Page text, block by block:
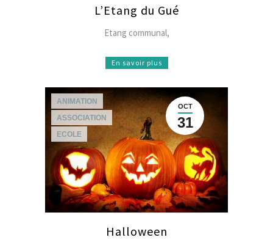
L’Etang du Gué
Etang communal,
En savoir plus
OCT
31
ANIMATION
ASSOCIATION
ECOLE
Halloween